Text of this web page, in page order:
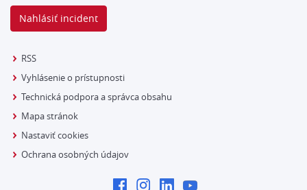
Nahlásiť incident
RSS
Vyhlásenie o prístupnosti
Technická podpora a správca obsahu
Mapa stránok
Nastaviť cookies
Ochrana osobných údajov